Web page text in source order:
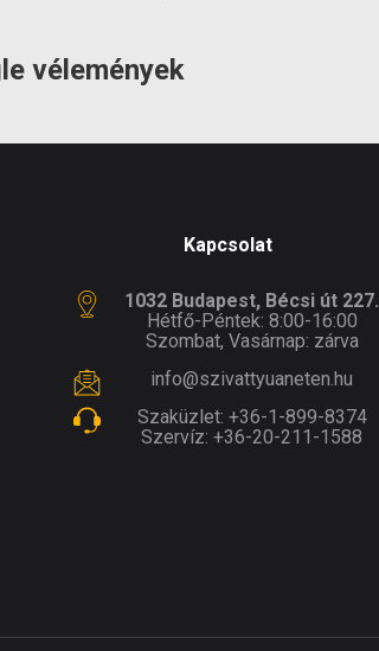
vélemények
Kapcsolat
1032 Budapest, Bécsi út 227.
Hétfő-Péntek: 8:00-16:00
Szombat, Vasárnap: zárva
info@szivattyuaneten.hu
Szaküzlet: +36-1-899-8374
Szervíz: +36-20-211-1588